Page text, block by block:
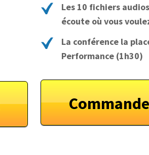
Les 10 fichiers
écoute où vous
La conférence la
Performance (1h30)